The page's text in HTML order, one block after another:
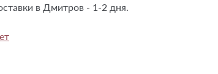
в Дмитров - 1-2 дня.